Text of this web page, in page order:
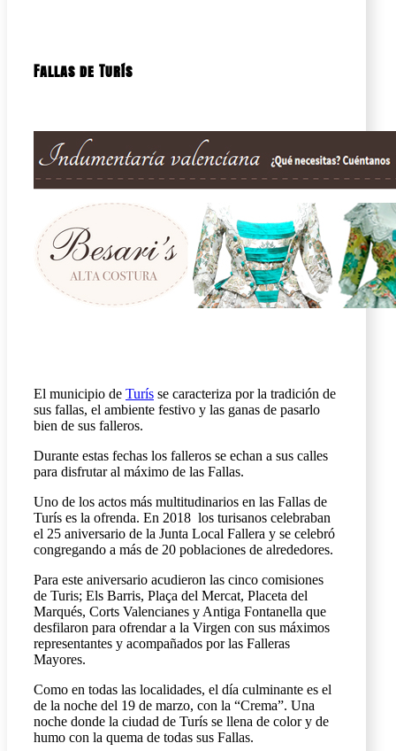
Fallas de Turís
El municipio de Turís se caracteriza por la tradición de
sus fallas, el ambiente festivo y las ganas de pasarlo
bien de sus falleros.
Durante estas fechas los falleros se echan a sus calles
para disfrutar al máximo de las Fallas.
Uno de los actos más multitudinarios en las Fallas de
Turís es la ofrenda. En 2018 los turisanos celebraban
el 25 aniversario de la Junta Local Fallera y se celebró
congregando a más de 20 poblaciones de alrededores.
Para este aniversario acudieron las cinco comisiones
de Turis; Els Barris, Plaça del Mercat, Placeta del
Marqués, Corts Valencianes y Antiga Fontanella que
desfilaron para ofrendar a la Virgen con sus máximos
representantes y acompañados por las Falleras
Mayores.
Como en todas las localidades, el día culminante es el
de la noche del 19 de marzo, con la “Crema”. Una
noche donde la ciudad de Turís se llena de color y de
humo con la quema de todas sus Fallas.